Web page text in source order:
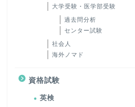
大学受験・医学部受験
過去問分析
センター試験
社会人
海外ノマド
資格試験
英検